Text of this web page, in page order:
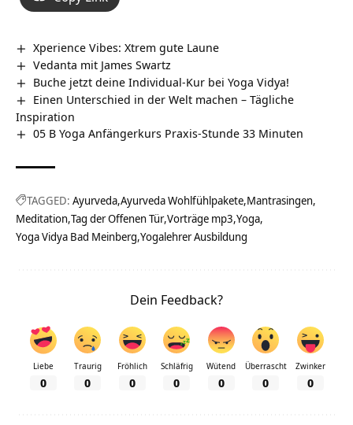
Xperience Vibes: Xtrem gute Laune
Vedanta mit James Swartz
Buche jetzt deine Individual-Kur bei Yoga Vidya!
Einen Unterschied in der Welt machen – Tägliche
Inspiration
05 B Yoga Anfängerkurs Praxis-Stunde 33 Minuten
TAGGED: Ayurveda Ayurveda Wohlfühlpakete Mantrasingen
Meditation Tag der Offenen Tür Vorträge mp3 Yoga
Yoga Vidya Bad Meinberg Yogalehrer Ausbildung
Dein Feedback?
Liebe
0
Traurig
0
Fröhlich
0
Schläfrig
0
Wütend
0
Überrascht
0
Zwinker
0